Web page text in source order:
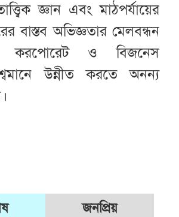
জ্ঞান এবং মাঠপর্যায়ের
বাস্তব অভিজ্ঞতার মেলবন্ধন
করপোরেট ও বিজনেস
উন্নীত করতে অনন্য
জনপ্রিয়